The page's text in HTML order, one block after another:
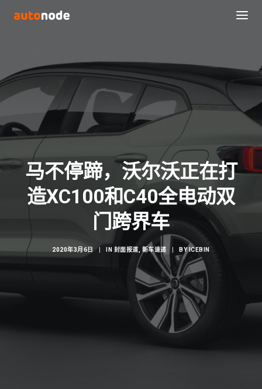
Search
马不停蹄，沃尔沃正在打
造XC100和C40全电动双
门跨界车
2020年3月6日 IN 封面报道 新车速递 BY ICEBIN